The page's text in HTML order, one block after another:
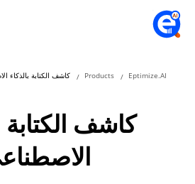
Eptimize.AI
Products كاشف الكتابة بالذكاء
كاشف الكتابة